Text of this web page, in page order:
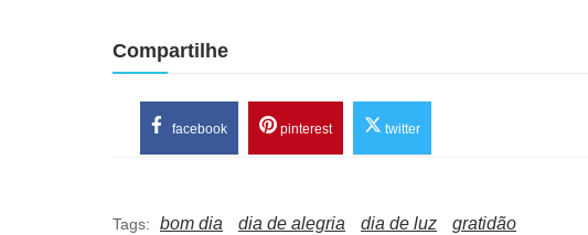
Compartilhe
facebook pinterest twitter
Tags: bom dia dia de alegria dia de luz gratidão